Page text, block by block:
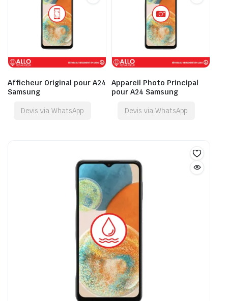
Afficheur Original pour A24
Samsung
Devis via WhatsApp
Appareil Photo Principal
pour A24 Samsung
Devis via WhatsApp